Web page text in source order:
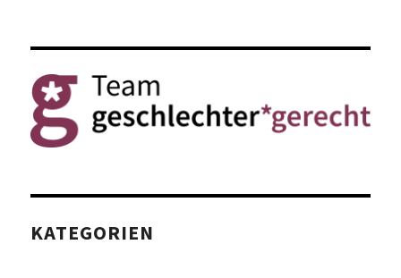
KATEGORIEN